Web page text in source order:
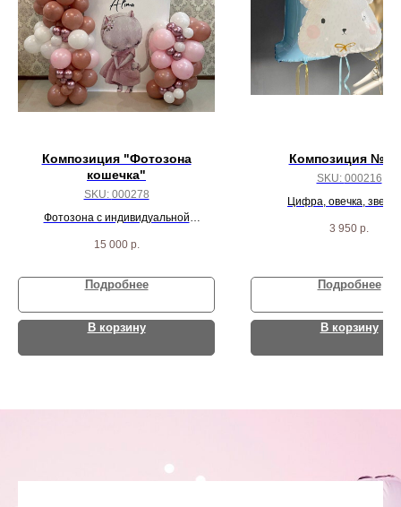
Композиция "Фотозона
кошечка"
SKU: 000278
Фотозона с индивидуальной
15 000 р.
Подробнее
В корзину
Композиция №
SKU: 000216
Цифра, овечка,
шариков
3 950 р.
Подробнее
В корзину